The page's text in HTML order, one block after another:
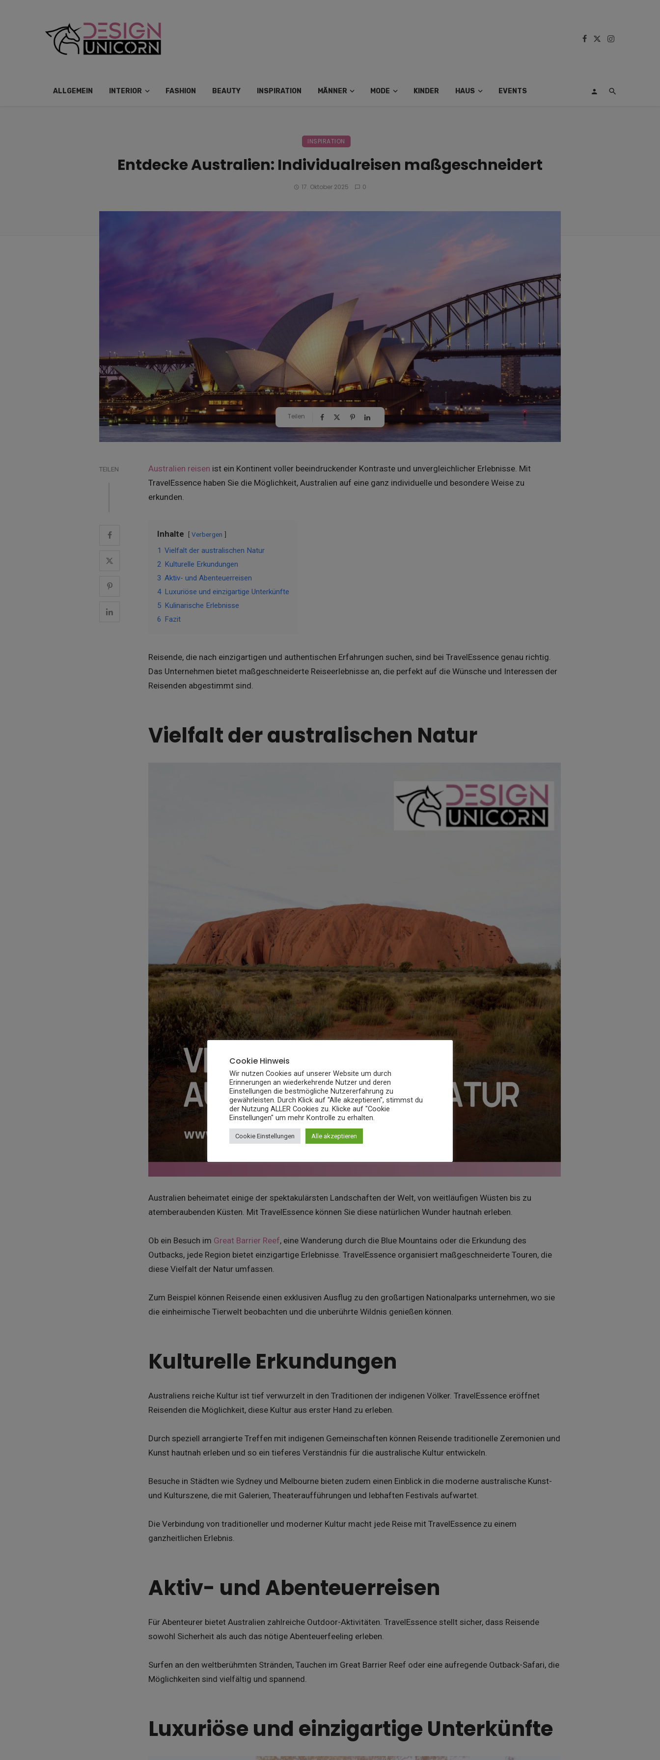
ALLGEMEIN INTERIOR FASHION BEAUTY INSPIRATION MÄNNER MODE KINDER HAUS EVENTS
INSPIRATION
Entdecke Australien: Individualreisen maßgeschneidert
17. Oktober 2025 0
Teilen
TEILEN Australien reisen ist ein Kontinent voller beeindruckender Kontraste und unvergleichlicher Erlebnisse. Mit
TravelEssence haben Sie die Möglichkeit, Australien auf eine ganz individuelle und besondere Weise zu
erkunden.
Inhalte Verbergen
1 Vielfalt der australischen Natur
2 Kulturelle Erkundungen
3 Aktiv- und Abenteuerreisen
4 Luxuriöse und einzigartige Unterkünfte
5 Kulinarische Erlebnisse
6 Fazit
Reisende, die nach einzigartigen und authentischen Erfahrungen suchen, sind bei TravelEssence genau richtig.
Das Unternehmen bietet maßgeschneiderte Reiseerlebnisse an, die perfekt auf die Wünsche und Interessen der
Reisenden abgestimmt sind.
Vielfalt der australischen Natur
Australien beheimatet einige der spektakulärsten Landschaften der Welt, von weitläufigen Wüsten bis zu
atemberaubenden Küsten. Mit TravelEssence können Sie diese natürlichen Wunder hautnah erleben.
Ob ein Besuch im Great Barrier Reef, eine Wanderung durch die Blue Mountains oder die Erkundung des
Outbacks, jede Region bietet einzigartige Erlebnisse. TravelEssence organisiert maßgeschneiderte Touren, die
diese Vielfalt der Natur umfassen.
Zum Beispiel können Reisende einen exklusiven Ausflug zu den großartigen Nationalparks unternehmen, wo sie
die einheimische Tierwelt beobachten und die unberührte Wildnis genießen können.
Kulturelle Erkundungen
Australiens reiche Kultur ist tief verwurzelt in den Traditionen der indigenen Völker. TravelEssence eröffnet
Reisenden die Möglichkeit, diese Kultur aus erster Hand zu erleben.
Durch speziell arrangierte Treffen mit indigenen Gemeinschaften können Reisende traditionelle Zeremonien und
Kunst hautnah erleben und so ein tieferes Verständnis für die australische Kultur entwickeln.
Besuche in Städten wie Sydney und Melbourne bieten zudem einen Einblick in die moderne australische Kunst-
und Kulturszene, die mit Galerien, Theateraufführungen und lebhaften Festivals aufwartet.
Die Verbindung von traditioneller und moderner Kultur macht jede Reise mit TravelEssence zu einem
ganzheitlichen Erlebnis.
Aktiv- und Abenteuerreisen
Für Abenteurer bietet Australien zahlreiche Outdoor-Aktivitäten. TravelEssence stellt sicher, dass Reisende
sowohl Sicherheit als auch das nötige Abenteuerfeeling erleben.
Surfen an den weltberühmten Stränden, Tauchen im Great Barrier Reef oder eine aufregende Outback-Safari, die
Möglichkeiten sind vielfältig und spannend.
Luxuriöse und einzigartige Unterkünfte
Cookie Hinweis
Wir nutzen Cookies auf unserer Website um durch
Erinnerungen an wiederkehrende Nutzer und deren
Einstellungen die bestmögliche Nutzererfahrung zu
gewährleisten. Durch Klick auf "Alle akzeptieren", stimmst du
der Nutzung ALLER Cookies zu. Klicke auf "Cookie
Einstellungen" um mehr Kontrolle zu erhalten.
Cookie Einstellungen Alle akzeptieren